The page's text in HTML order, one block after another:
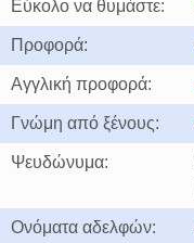
Εύκολο να θυμάστε:
Προφορά:
Αγγλική προφορά:
Γνώμη από ξένους:
Ψευδώνυμα:
Ονόματα αδελφών: